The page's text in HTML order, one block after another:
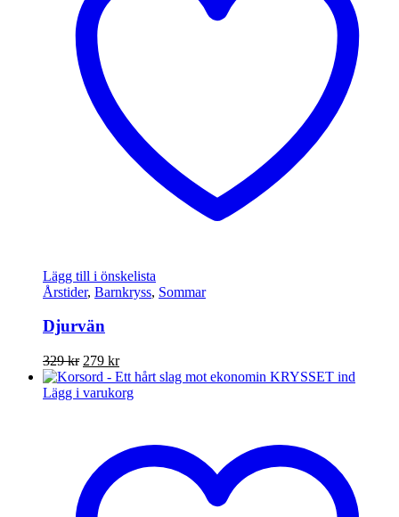
Lägg till i önskelista
Årstider, Barnkryss, Sommar
Djurvän
329kr Det
ursprungliga
priset
279 krDet
nuvarande
priset
Lägg i varukorg